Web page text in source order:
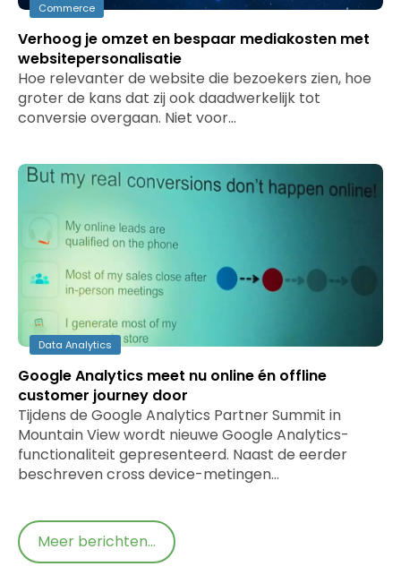
Commerce
Verhoog je omzet en bespaar mediakosten met
websitepersonalisatie
Hoe relevanter de website die bezoekers zien, hoe
groter de kans dat zij ook daadwerkelijk tot
conversie overgaan. Niet voor…
Data Analytics
Google Analytics meet nu online én offline
customer journey door
Tijdens de Google Analytics Partner Summit in
Mountain View wordt nieuwe Google Analytics-
functionaliteit gepresenteerd. Naast de eerder
beschreven cross device-metingen…
Meer berichten...